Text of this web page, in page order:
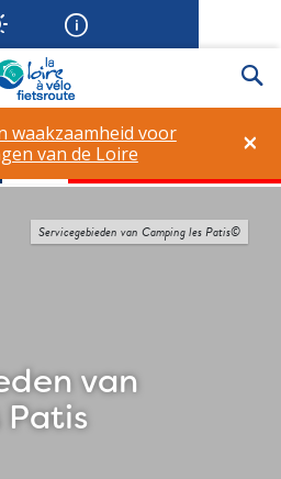
×
waakzaamheid voor
van de Loire
van
Servicegebieden van Camping les Patis©